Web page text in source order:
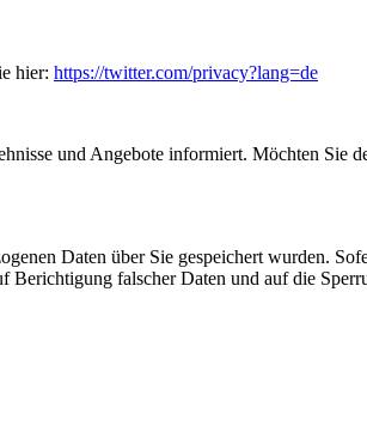
hier: https://twitter.com/privacy?lang=de
und Angebote informiert. Möchten Sie
Daten über Sie gespeichert wurden.
falscher Daten und auf die